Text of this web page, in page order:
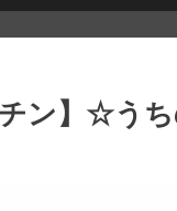
ン】☆う